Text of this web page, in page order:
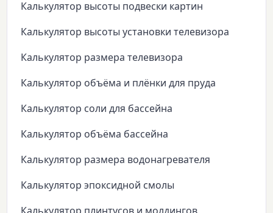
Калькулятор высоты подвески картин
Калькулятор высоты установки телевизора
Калькулятор размера телевизора
Калькулятор объёма и плёнки для пруда
Калькулятор соли для бассейна
Калькулятор объёма бассейна
Калькулятор размера водонагревателя
Калькулятор эпоксидной смолы